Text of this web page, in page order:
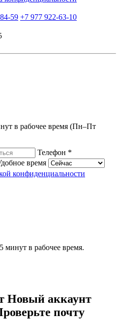
59 +7 977 922-63-10
в рабочее время (Пн–Пт
Телефон *
время
конфиденциальности
минут в рабочее время.
Новый аккаунт
почту